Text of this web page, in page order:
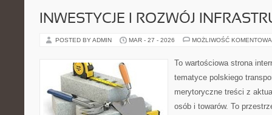
INWESTYCJE I ROZWÓJ
POSTED BY ADMIN MAR - 27 - 2026 MOŻLIWOŚĆ
To wartościowa strona
tematyce polskiego
merytoryczne treści z
osób i towarów. To